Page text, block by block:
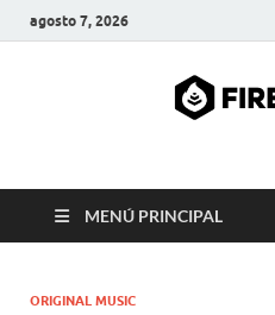
agosto 7, 2026
FIRE GAME
MENÚ PRINCIPAL
ORIGINAL MUSIC